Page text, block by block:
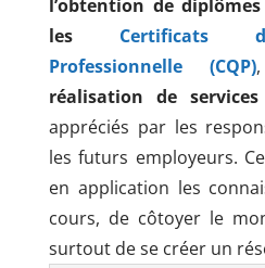
l’obtention de
les Certificats
Professionnelle (CQP)
réalisation de
appréciés par les
les futurs employeurs.
en application les
cours, de côtoyer le
surtout de se créer un